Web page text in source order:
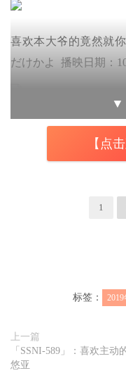
喜欢本大爷的竟然就
だけかよ 播映日期：
篮球少年王 原名：あ
「本文内容由趣果弥
浦岛坂田船的日常 原
▼
【点
1
标签：
上一篇
「SSNI-589」：喜欢主动
悠亚